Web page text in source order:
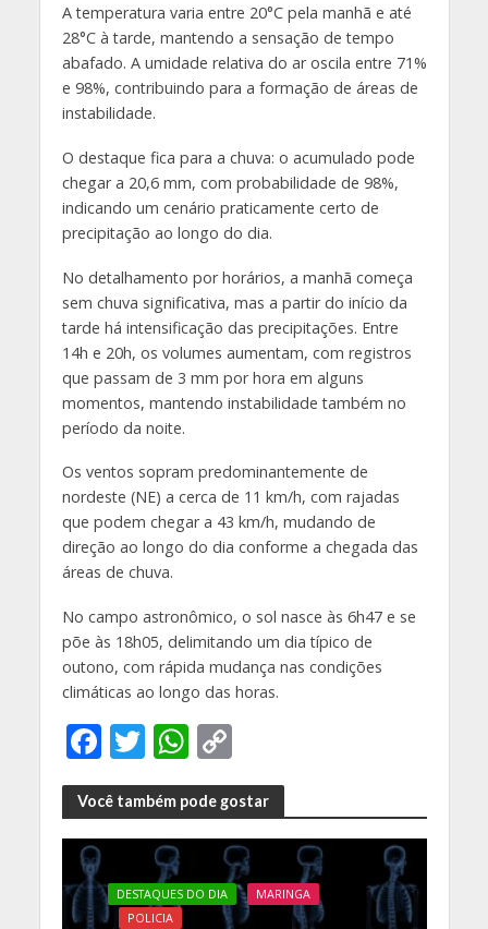
A temperatura varia entre 20°C pela manhã e até
28°C à tarde, mantendo a sensação de tempo
abafado. A umidade relativa do ar oscila entre 71%
e 98%, contribuindo para a formação de áreas de
instabilidade.
O destaque fica para a chuva: o acumulado pode
chegar a 20,6 mm, com probabilidade de 98%,
indicando um cenário praticamente certo de
precipitação ao longo do dia.
No detalhamento por horários, a manhã começa
sem chuva significativa, mas a partir do início da
tarde há intensificação das precipitações. Entre
14h e 20h, os volumes aumentam, com registros
que passam de 3 mm por hora em alguns
momentos, mantendo instabilidade também no
período da noite.
Os ventos sopram predominantemente de
nordeste (NE) a cerca de 11 km/h, com rajadas
que podem chegar a 43 km/h, mudando de
direção ao longo do dia conforme a chegada das
áreas de chuva.
No campo astronômico, o sol nasce às 6h47 e se
põe às 18h05, delimitando um dia típico de
outono, com rápida mudança nas condições
climáticas ao longo das horas.
F
ac
e
b
o
o
T
w
itt
er
W
h
at
s
A
p
C
o
p
y
Li
n
Você também pode gostar
DESTAQUES DO DIA
MARINGA
POLICIA